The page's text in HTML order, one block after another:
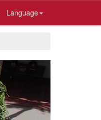
Language